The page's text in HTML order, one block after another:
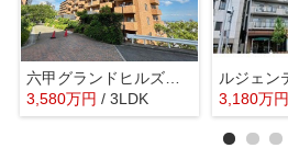
六甲グランドヒルズ参号館
3,580万円 / 3LDK
3,180万円